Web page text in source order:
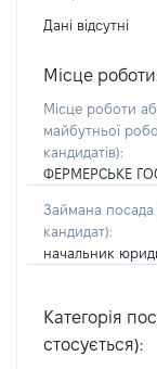
Дані відсутні
Місце
Місце роботи
майбутньої
кандидатів):
ФЕРМЕРСЬКЕ
Займана посада
кандидат):
начальник
Категорія
стосується):